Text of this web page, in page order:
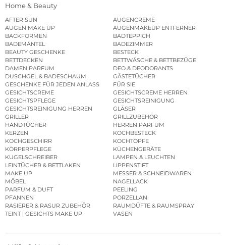
Home & Beauty
AFTER SUN
AUGENCREME
AUGEN MAKE UP
AUGENMAKEUP ENTFERNER
BACKFORMEN
BADTEPPICH
BADEMÄNTEL
BADEZIMMER
BEAUTY GESCHENKE
BESTECK
BETTDECKEN
BETTWÄSCHE & BETTBEZÜGE
DAMEN PARFUM
DEO & DEODORANTS
DUSCHGEL & BADESCHAUM
GÄSTETÜCHER
GESCHENKE FÜR JEDEN ANLASS
FÜR SIE
GESICHTSCREME
GESICHTSCREME HERREN
GESICHTSPFLEGE
GESICHTSREINIGUNG
GESICHTSREINIGUNG HERREN
GLÄSER
GRILLER
GRILLZUBEHÖR
HANDTÜCHER
HERREN PARFUM
KERZEN
KOCHBESTECK
KOCHGESCHIRR
KOCHTÖPFE
KÖRPERPFLEGE
KÜCHENGERÄTE
KUGELSCHREIBER
LAMPEN & LEUCHTEN
LEINTÜCHER & BETTLAKEN
LIPPENSTIFT
MAKE UP
MESSER & SCHNEIDWAREN
MÖBEL
NAGELLACK
PARFUM & DUFT
PEELING
PFANNEN
PORZELLAN
RASIERER & RASUR ZUBEHÖR
RAUMDÜFTE & RAUMSPRAY
TEINT | GESICHTS MAKE UP
VASEN